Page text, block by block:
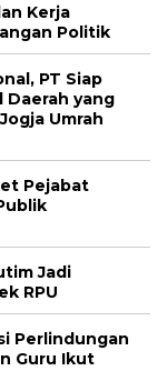
Kerja
Politik
PT Siap
Daerah yang
Umrah
Pejabat
Jadi
RPU
Perlindungan
Guru Ikut